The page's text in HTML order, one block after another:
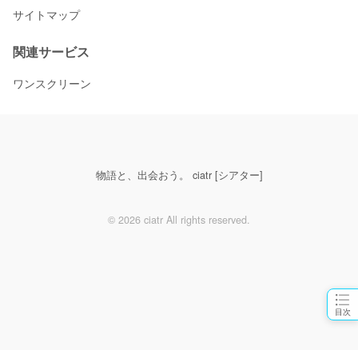
目次
サイトマップ
関連サービス
ワンスクリーン
物語と、出会おう。 ciatr [シアター]
© 2026 ciatr All rights reserved.